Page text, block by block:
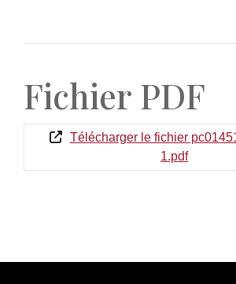
Fichier PDF
Télécharger le fichier
1.pdf